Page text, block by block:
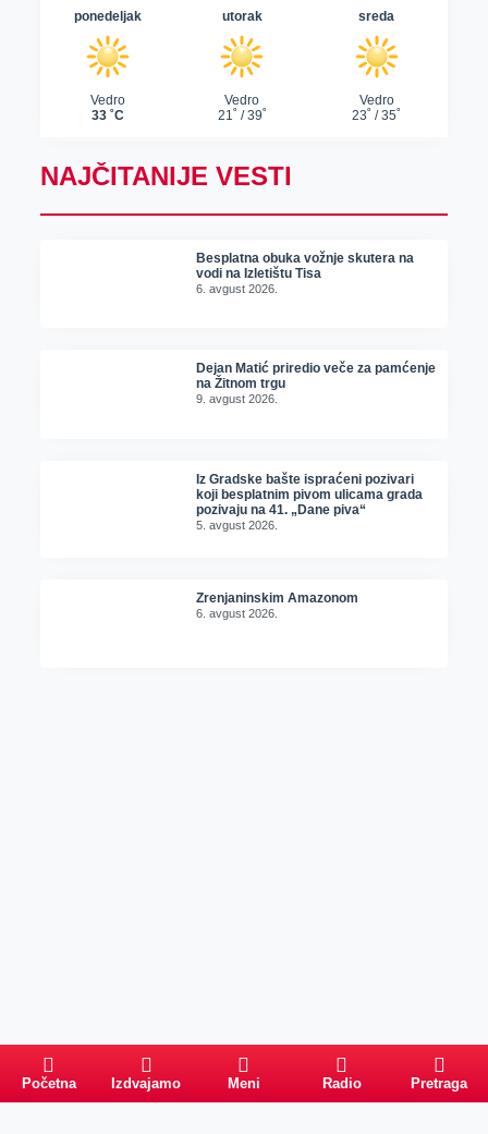
NAJČITANIJE VESTI
Besplatna obuka vožnje skutera na
vodi na Izletištu Tisa
6. avgust 2026.
Dejan Matić priredio veče za pamćenje
na Žitnom trgu
9. avgust 2026.
Iz Gradske bašte ispraćeni pozivari
koji besplatnim pivom ulicama grada
pozivaju na 41. „Dane piva“
5. avgust 2026.
Zrenjaninskim Amazonom
6. avgust 2026.
Početna Izdvajamo Meni Radio Pretraga